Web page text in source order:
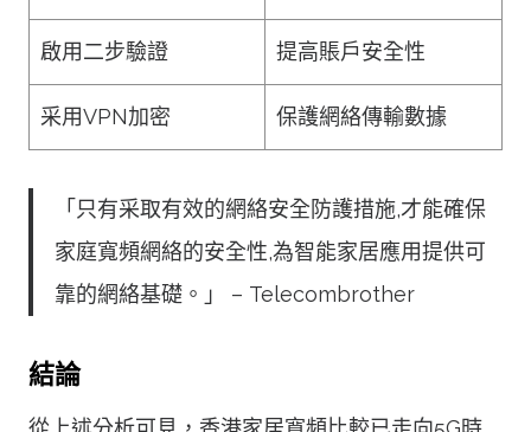
啟用二步驗證 提高賬戶安全性
采用VPN加密 保護網絡傳輸數據
「只有采取有效的網絡安全防護措施,才能確保
家庭寬頻網絡的安全性,為智能家居應用提供可
靠的網絡基礎。」 – Telecombrother
結論